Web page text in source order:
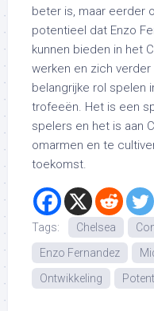
beter is, maar eerder
potentieel dat Enzo
kunnen bieden in het
werken en zich
belangrijke rol spelen
trofeeën. Het is een
spelers en het is aan
omarmen en te
toekomst.
Tags: Chelsea
Enzo Fernandez
Ontwikkeling